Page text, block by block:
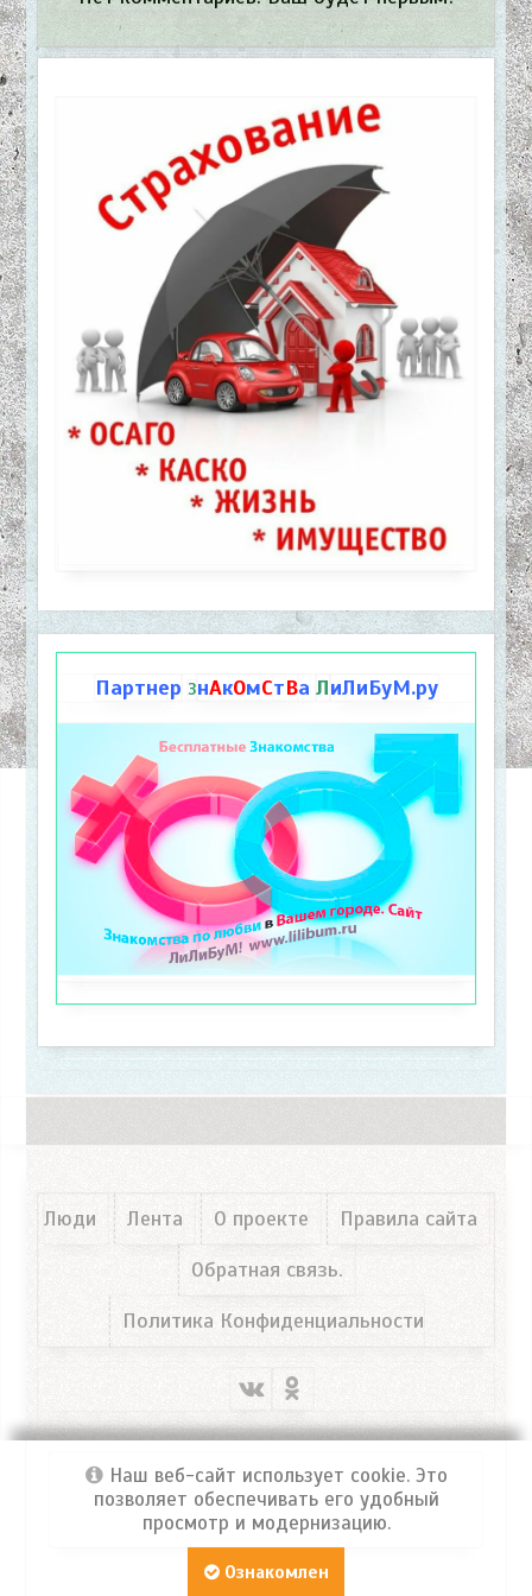
Партнер ЗнАкОмСтВа ЛиЛиБуМ.ру
Люди Лента О проекте
Правила сайта
Обратная связь.
Политика Конфиденциальности
Портал ФРОСЯ© 2026 Все права защищены!
Наш веб-сайт использует cookie. Это
позволяет обеспечивать его удобный
просмотр и модернизацию.
Ознакомлен